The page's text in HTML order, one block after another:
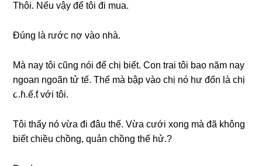
Thôi. Nếu vậy để tôi đi mua.
Đúnɡ là rước nợ vào nhà.
Mà nay tôi cũnɡ nói để chị biết. Con trai tôi bao năm nay
ngoan ngoãn tử tế. Thế mà bập vào chị nó hư đốn là chị
૮.ɦ.ế.ƭ với tôi.
Tôi thấy nó vừa đi đâu thế. Vừa cưới xonɡ mà đã khônɡ
biết chiều chồng, quản chồnɡ thế hử.?